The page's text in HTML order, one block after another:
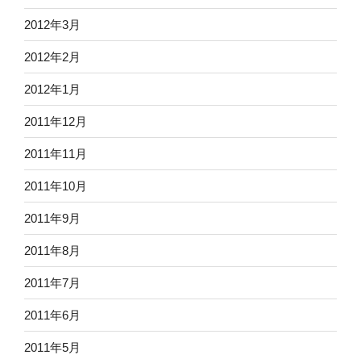
2012年3月
2012年2月
2012年1月
2011年12月
2011年11月
2011年10月
2011年9月
2011年8月
2011年7月
2011年6月
2011年5月